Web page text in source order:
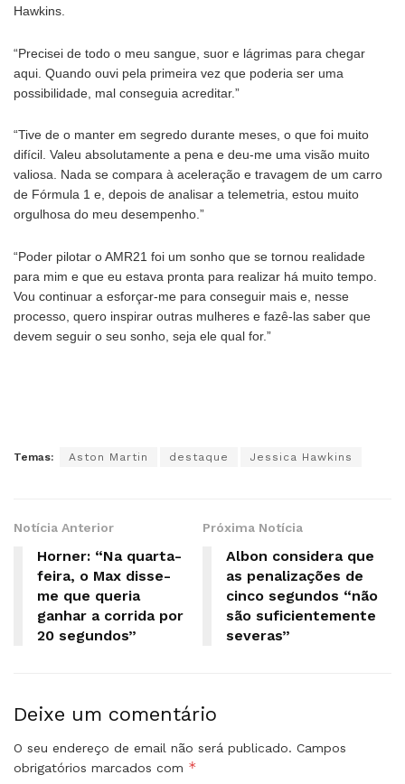
Hawkins.
“Precisei de todo o meu sangue, suor e lágrimas para chegar
aqui. Quando ouvi pela primeira vez que poderia ser uma
possibilidade, mal conseguia acreditar.”
“Tive de o manter em segredo durante meses, o que foi muito
difícil. Valeu absolutamente a pena e deu-me uma visão muito
valiosa. Nada se compara à aceleração e travagem de um carro
de Fórmula 1 e, depois de analisar a telemetria, estou muito
orgulhosa do meu desempenho.”
“Poder pilotar o AMR21 foi um sonho que se tornou realidade
para mim e que eu estava pronta para realizar há muito tempo.
Vou continuar a esforçar-me para conseguir mais e, nesse
processo, quero inspirar outras mulheres e fazê-las saber que
devem seguir o seu sonho, seja ele qual for.”
Temas: Aston Martin destaque Jessica Hawkins
Notícia Anterior
Horner: “Na quarta-
feira, o Max disse-
me que queria
ganhar a corrida por
20 segundos”
Próxima Notícia
Albon considera que
as penalizações de
cinco segundos “não
são suficientemente
severas”
Deixe um comentário
O seu endereço de email não será publicado. Campos
obrigatórios marcados com *